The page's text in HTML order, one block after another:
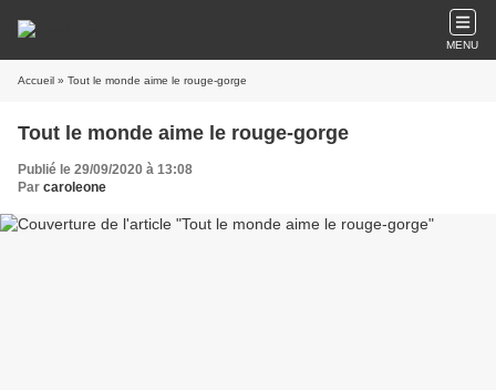
MENU
Accueil » Tout le monde aime le rouge-gorge
Tout le monde aime le rouge-gorge
Publié le 29/09/2020 à 13:08
Par caroleone